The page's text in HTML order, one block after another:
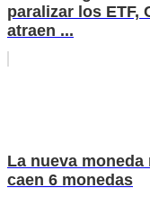
paralizar los ETF,
atraen ...
La nueva
caen 6 monedas